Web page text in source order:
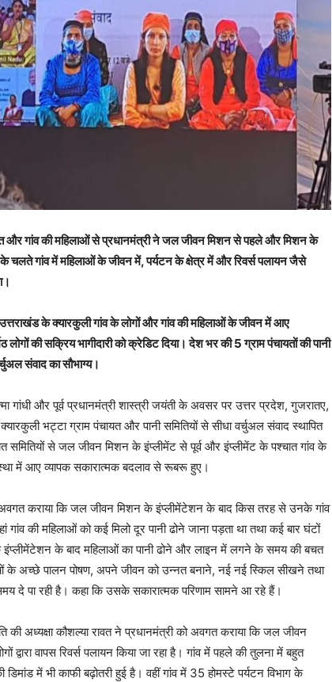
और गांव की महिलाओं से प्रधानमंत्री ने जल जीवन मिशन से पहले और मिशन के
गांव में महिलाओं के जीवन में, पर्यटन के क्षेत्र में और रिवर्स पलायन जैसे
के क्यारकुली गांव के लोगों और गांव की महिलाओं के जीवन में आए
की सक्रिय भागीदारी को क्रेडिट दिया। देश भर की 5 ग्राम पंचायतों की पानी
संवाद का सौभाग्य।
गांधी और पूर्व प्रधानमंत्री शास्त्री जयंती के अवसर पर उत्तर प्रदेश, गुजरातए,
भट्टा ग्राम पंचायत और पानी समितियों से सीधा वर्चुअल संवाद स्थापित
समितियों से जल जीवन मिशन के इंप्लीमेंट से पूर्व और इंप्लीमेंट के पश्चात गांव के
में आए व्यापक सकारात्मक बदलाव से रूबरू हुए।
को अवगत कराया कि जल जीवन मिशन के इंप्लीमेंटेशन के बाद किस तरह से उनके गांव
की महिलाओं को कई मिलो दूर पानी ढोने जाना पड़ता था तथा कई बार घंटों
के बाद महिलाओं का पानी ढोने और लाइन में लगने के समय की बचत
के अच्छे पालन पोषण, अपने जीवन को उन्नत बनाने, नई नई स्किल सीखने तथा
दे पा रही है। कहा कि उसके सकारात्मक परिणाम सामने आ रहे हैं।
की अध्यक्षा कौशल्या रावत ने प्रधानमंत्री को अवगत कराया कि जल जीवन
वापस रिवर्स पलायन किया जा रहा है। गांव में पहले की तुलना में बहुत
में भी काफी बढ़ोतरी हुई है। वहीं गांव में 35 होमस्टे पर्यटन विभाग के